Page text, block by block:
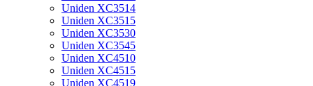
Uniden XC3514
Uniden XC3515
Uniden XC3530
Uniden XC3545
Uniden XC4510
Uniden XC4515
Uniden XC4519